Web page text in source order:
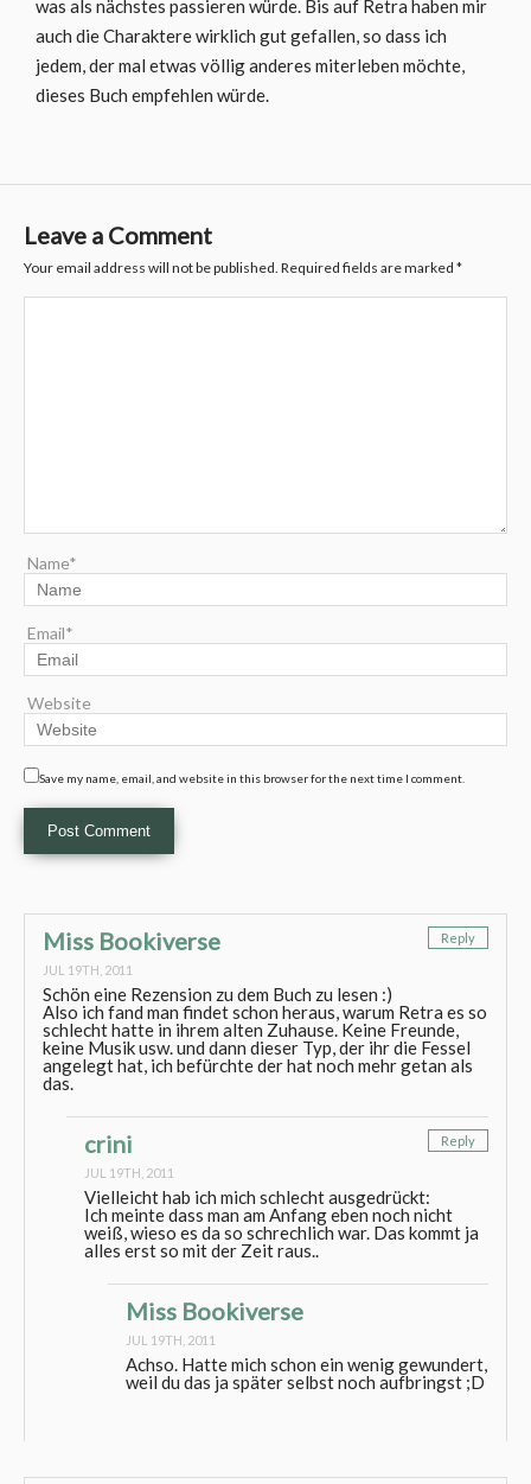
was als nächstes passieren würde. Bis auf Retra haben mir
auch die Charaktere wirklich gut gefallen, so dass ich
jedem, der mal etwas völlig anderes miterleben möchte,
dieses Buch empfehlen würde.
Leave a Comment
Your email address will not be published. Required fields are marked *
Name*
Email*
Website
Save my name, email, and website in this browser for the next time I comment.
Miss Bookiverse
JUL 19TH, 2011
Reply
Schön eine Rezension zu dem Buch zu lesen :)
Also ich fand man findet schon heraus, warum Retra es so
schlecht hatte in ihrem alten Zuhause. Keine Freunde,
keine Musik usw. und dann dieser Typ, der ihr die Fessel
angelegt hat, ich befürchte der hat noch mehr getan als
das.
crini
JUL 19TH, 2011
Reply
Vielleicht hab ich mich schlecht ausgedrückt:
Ich meinte dass man am Anfang eben noch nicht
weiß, wieso es da so schrechlich war. Das kommt ja
alles erst so mit der Zeit raus..
Miss Bookiverse
JUL 19TH, 2011
Achso. Hatte mich schon ein wenig gewundert,
weil du das ja später selbst noch aufbringst ;D